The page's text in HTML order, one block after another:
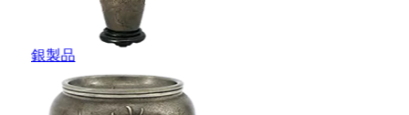
銀製品